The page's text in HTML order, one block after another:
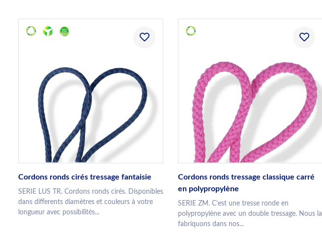
Cordons ronds cirés tressage fantaisie
SERIE LUS TR. Cordons ronds cirés. Disponibles
dans differents diamètres et couleurs à votre
longueur avec possibilités...
Cordons ronds tressage classique carré
en polypropylène
SERIE ZM. C’est une tresse ronde en
polypropylène avec un double tressage. Nous la
fabriquons dans nos...